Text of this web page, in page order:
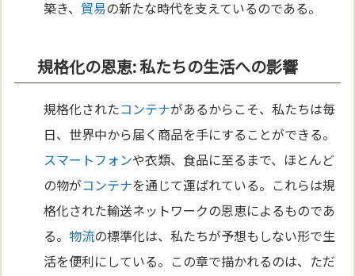
築き、貿易の新たな時代を支えているのである。
規格化の恩恵: 私たちの生活への影響
規格化されたコンテナがあるからこそ、私たちは毎
日、世界中から届く商品を手にすることができる。
スマートフォンや衣類、食品に至るまで、ほとんど
の物がコンテナを通じて運ばれている。これらは規
格化された輸送ネットワークの恩恵によるものであ
る。 物流の標準化は、私たちが予想もしない形で生
活を便利にしている。この章で描かれるのは、ただ